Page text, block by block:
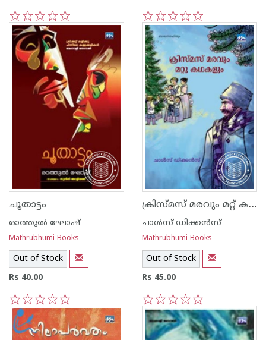
5
4
3
2
1 5
4
3
2
1
ചൂതാട്ടം
രാത്തുല്‍ ഘോഷ്‌
Mathrubhumi Books
Out of Stock
Rs 40.00
5
4
3
2
1
ക്രിസ്മസ് മരവും മറ്റ് കഥകളും
ചാള്‍സ് ഡിക്കന്‍സ്‌
Mathrubhumi Books
Out of Stock
Rs 45.00
5
4
3
2
1